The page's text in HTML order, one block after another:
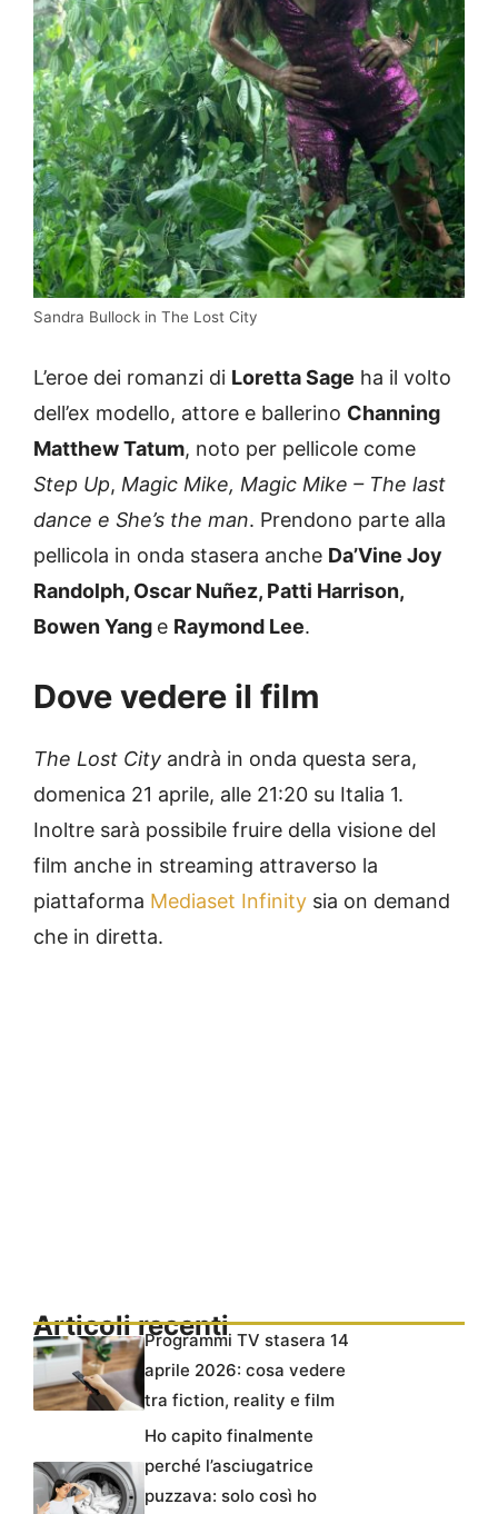
Sandra Bullock in The Lost City
L’eroe dei romanzi di Loretta Sage ha il volto
dell’ex modello, attore e ballerino Channing
Matthew Tatum, noto per pellicole come
Step Up, Magic Mike, Magic Mike – The last
dance e She’s the man. Prendono parte alla
pellicola in onda stasera anche Da’Vine Joy
Randolph, Oscar Nuñez, Patti Harrison,
Bowen Yang e Raymond Lee.
Dove vedere il film
The Lost City andrà in onda questa sera,
domenica 21 aprile, alle 21:20 su Italia 1.
Inoltre sarà possibile fruire della visione del
film anche in streaming attraverso la
piattaforma Mediaset Infinity sia on demand
che in diretta.
Articoli recentiProgrammi TV stasera 14
aprile 2026: cosa vedere
tra fiction, reality e film
Ho capito finalmente
perché l’asciugatrice
puzzava: solo così ho